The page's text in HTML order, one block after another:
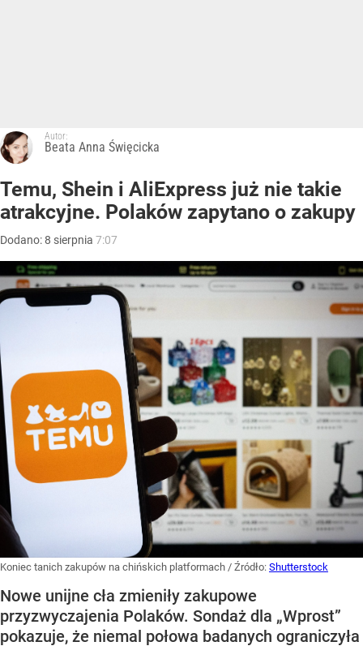
Autor:
Beata Anna Święcicka
Temu, Shein i AliExpress już nie takie
atrakcyjne. Polaków zapytano o zakupy
Dodano:8 sierpnia 7:07
Koniec tanich zakupów na chińskich platformach / Źródło: Shutterstock
Nowe unijne cła zmieniły zakupowe
przyzwyczajenia Polaków. Sondaż dla „Wprost”
pokazuje, że niemal połowa badanych ograniczyła